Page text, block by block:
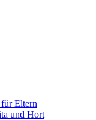
Eltern
und Hort